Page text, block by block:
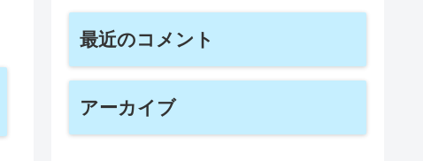
最近のコメント
アーカイブ